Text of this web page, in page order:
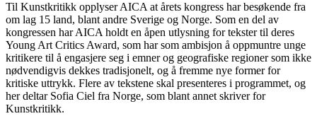
Til Kunstkritikk opplyser AICA at årets kongress har besøkende fra
om lag 15 land, blant andre Sverige og Norge. Som en del av
kongressen har AICA holdt en åpen utlysning for tekster til deres
Young Art Critics Award, som har som ambisjon å oppmuntre unge
kritikere til å engasjere seg i emner og geografiske regioner som ikke
nødvendigvis dekkes tradisjonelt, og å fremme nye former for
kritiske uttrykk. Flere av tekstene skal presenteres i programmet, og
her deltar Sofia Ciel fra Norge, som blant annet skriver for
Kunstkritikk.